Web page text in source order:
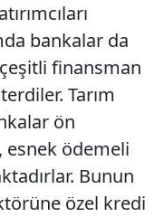
bankalar da
çeşitli finansman
Tarım
ön
esnek ödemeli
Bunun
özel kredi